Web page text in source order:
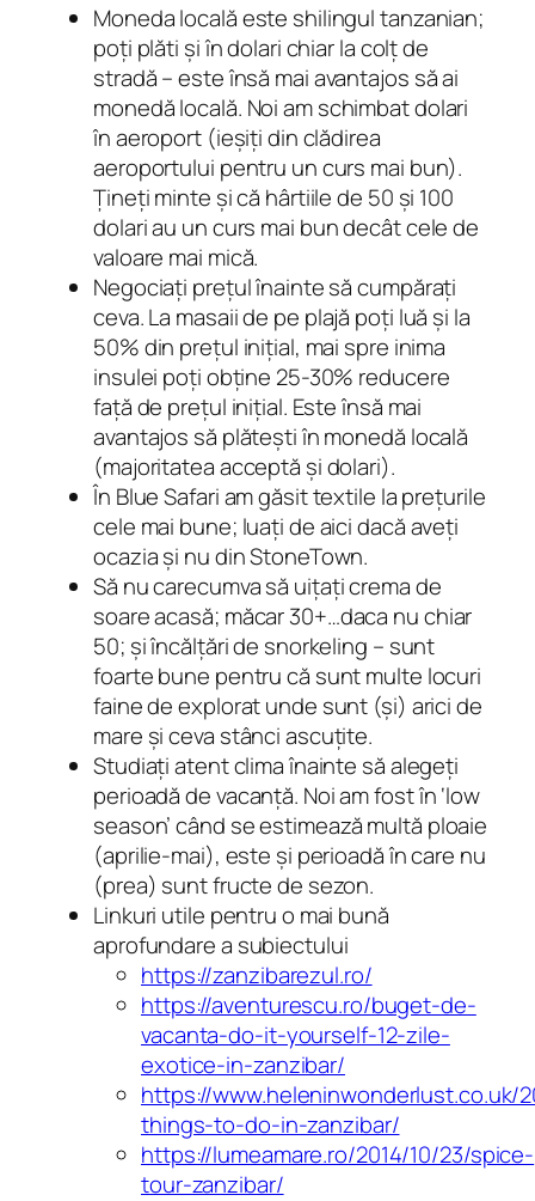
Moneda locală este shilingul tanzanian;
poți plăti și în dolari chiar la colț de
stradă – este însă mai avantajos să ai
monedă locală. Noi am schimbat dolari
în aeroport (ieșiți din clădirea
aeroportului pentru un curs mai bun).
Țineți minte și că hârtiile de 50 și 100
dolari au un curs mai bun decât cele de
valoare mai mică.
Negociați prețul înainte să cumpărați
ceva. La masaii de pe plajă poți luă și la
50% din prețul inițial, mai spre inima
insulei poți obține 25-30% reducere
față de prețul inițial. Este însă mai
avantajos să plătești în monedă locală
(majoritatea acceptă și dolari).
În Blue Safari am găsit textile la prețurile
cele mai bune; luați de aici dacă aveți
ocazia și nu din StoneTown.
Să nu carecumva să uițați crema de
soare acasă; măcar 30+…daca nu chiar
50; și încălțări de snorkeling – sunt
foarte bune pentru că sunt multe locuri
faine de explorat unde sunt (și) arici de
mare și ceva stânci ascuțite.
Studiați atent clima înainte să alegeți
perioadă de vacanță. Noi am fost în ‘low
season’ când se estimează multă ploaie
(aprilie-mai), este și perioadă în care nu
(prea) sunt fructe de sezon.
Linkuri utile pentru o mai bună
aprofundare a subiectului
https://zanzibarezul.ro/
https://aventurescu.ro/buget-de-
vacanta-do-it-yourself-12-zile-
exotice-in-zanzibar/
https://www.heleninwonderlust.co.uk/
things-to-do-in-zanzibar/
https://lumeamare.ro/2014/10/23/spice-
tour-zanzibar/